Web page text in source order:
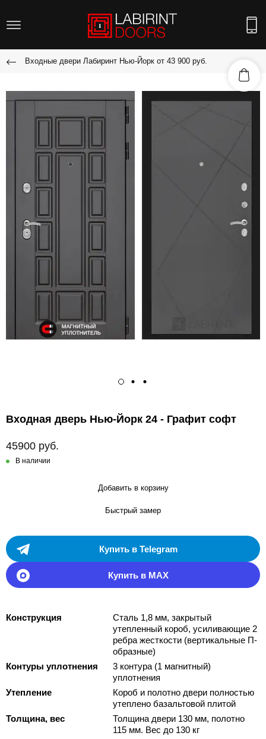
Входные двери Лабиринт Нью-Йорк от 43 900 руб.
Входная дверь Нью-Йорк 24 - Графит софт
45900 руб.
В наличии
Добавить в корзину
Быстрый замер
Купить в Telegram
Купить в MAX
Конструкция
Сталь 1,8 мм, закрытый
утепленный короб, усиливающие 2
ребра жесткости (вертикальные П-
образные)
Контуры уплотнения
3 контура (1 магнитный)
уплотнения
Утепление
Короб и полотно двери полностью
утеплено базальтовой плитой
Толщина, вес
Толщина двери 130 мм, полотно
115 мм. Вес до 130 кг